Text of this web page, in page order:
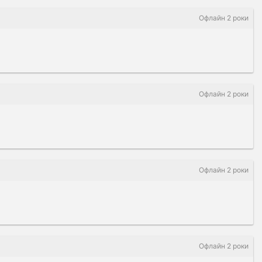
Офлайн 2 роки
Офлайн 2 роки
Офлайн 2 роки
Офлайн 2 роки